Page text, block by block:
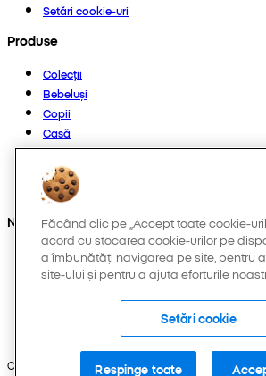
Setări cookie-uri
Produse
Colecții
Bebeluși
Copii
Casă
Femei
Bărbați
Altele
Ne găsești și pe:
Copyright © 2026 Pepco. Toate drepturile
Făcând clic pe „Accept toate cookie-
acord cu stocarea cookie-urilor pe
a îmbunătăți navigarea pe site, pentru
site-ului și pentru a ajuta eforturile
Setări cookie
Respinge toate